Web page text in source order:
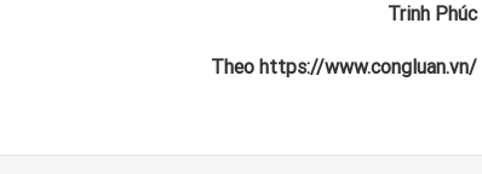
Trinh Phúc
Theo https://www.congluan.vn/